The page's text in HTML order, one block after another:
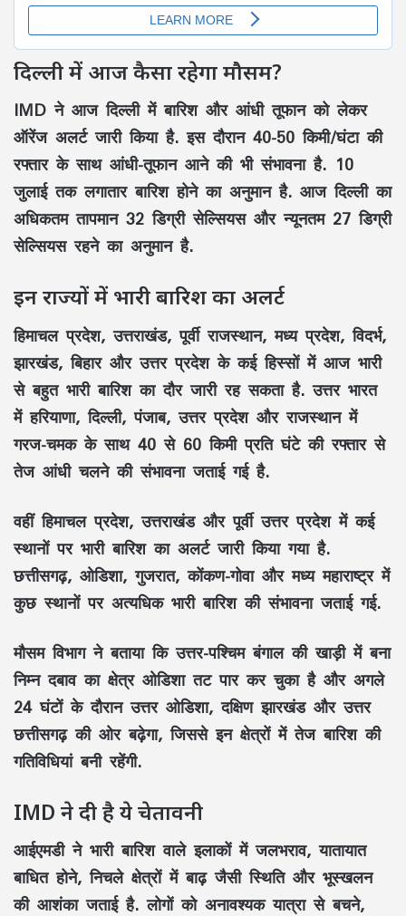
दिल्ली में आज कैसा रहेगा मौसम?
IMD ने आज दिल्ली में बारिश और आंधी तूफान को लेकर
ऑरेंज अलर्ट जारी किया है. इस दौरान 40-50 किमी/घंटा की
रफ्तार के साथ आंधी-तूफान आने की भी संभावना है. 10
जुलाई तक लगातार बारिश होने का अनुमान है. आज दिल्ली का
अधिकतम तापमान 32 डिग्री सेल्सियस और न्यूनतम 27 डिग्री
सेल्सियस रहने का अनुमान है.
इन राज्यों में भारी बारिश का अलर्ट
हिमाचल प्रदेश, उत्तराखंड, पूर्वी राजस्थान, मध्य प्रदेश, विदर्भ,
झारखंड, बिहार और उत्तर प्रदेश के कई हिस्सों में आज भारी
से बहुत भारी बारिश का दौर जारी रह सकता है. उत्तर भारत
में हरियाणा, दिल्ली, पंजाब, उत्तर प्रदेश और राजस्थान में
गरज-चमक के साथ 40 से 60 किमी प्रति घंटे की रफ्तार से
तेज आंधी चलने की संभावना जताई गई है.
वहीं हिमाचल प्रदेश, उत्तराखंड और पूर्वी उत्तर प्रदेश में कई
स्थानों पर भारी बारिश का अलर्ट जारी किया गया है.
छत्तीसगढ़, ओडिशा, गुजरात, कोंकण-गोवा और मध्य महाराष्ट्र में
कुछ स्थानों पर अत्यधिक भारी बारिश की संभावना जताई गई.
मौसम विभाग ने बताया कि उत्तर-पश्चिम बंगाल की खाड़ी में बना
निम्न दबाव का क्षेत्र ओडिशा तट पार कर चुका है और अगले
24 घंटों के दौरान उत्तर ओडिशा, दक्षिण झारखंड और उत्तर
छत्तीसगढ़ की ओर बढ़ेगा, जिससे इन क्षेत्रों में तेज बारिश की
गतिविधियां बनी रहेंगी.
IMD ने दी है ये चेतावनी
आईएमडी ने भारी बारिश वाले इलाकों में जलभराव, यातायात
बाधित होने, निचले क्षेत्रों में बाढ़ जैसी स्थिति और भूस्खलन
की आशंका जताई है. लोगों को अनावश्यक यात्रा से बचने,